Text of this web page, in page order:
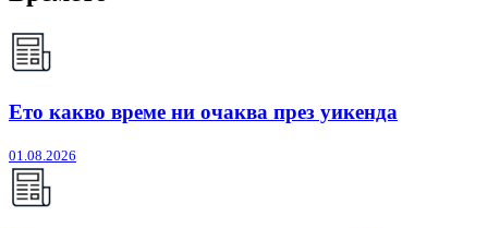
Ето какво време ни очаква през уикенда
01.08.2026